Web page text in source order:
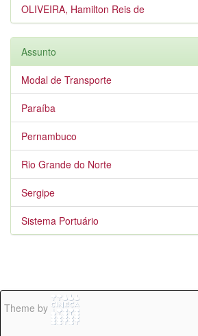
OLIVEIRA, Hamilton Reis de
Assunto
Modal de Transporte
Paraíba
Pernambuco
Rio Grande do Norte
Sergipe
Sistema Portuário
Theme by